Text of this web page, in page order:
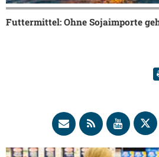
Futtermittel: Ohne Sojaimporte